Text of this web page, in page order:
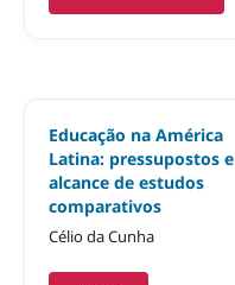
Educação na América
Latina: pressupostos e
alcance de estudos
comparativos
Célio da Cunha